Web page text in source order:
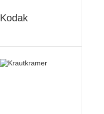
Kodak